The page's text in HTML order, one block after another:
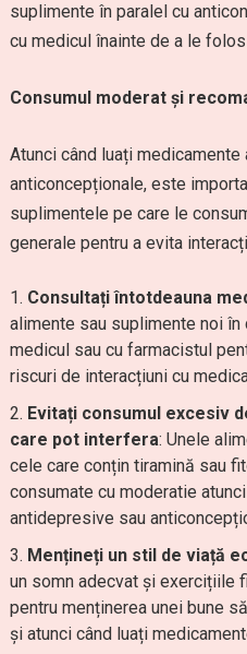
suplimente în paralel cu
cu medicul înainte de a le
Consumul moderat și
Atunci când luați
anticoncepționale, este
suplimentele pe care le
generale pentru a evita
Consultați întotdeauna
alimente sau suplimente noi
medicul sau cu farmacistul
riscuri de interacțiuni cu
Evitați consumul excesiv
care pot interfera: Unele
cele care conțin tiramină sau
consumate cu moderatie
antidepresive sau
Mențineți un stil de viață
un somn adecvat și exercițiile
pentru menținerea unei bune
și atunci când luați